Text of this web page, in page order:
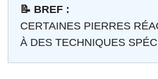
📝 BREF :
CERTAINES PIERRES
À DES TECHNIQUES